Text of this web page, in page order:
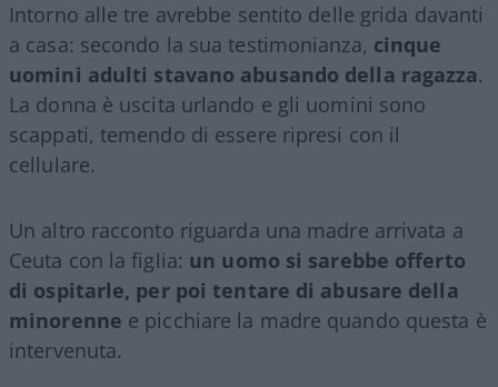
Intorno alle tre avrebbe sentito delle grida davanti
a casa: secondo la sua testimonianza, cinque
uomini adulti stavano abusando della ragazza.
La donna è uscita urlando e gli uomini sono
scappati, temendo di essere ripresi con il
cellulare.
Un altro racconto riguarda una madre arrivata a
Ceuta con la figlia: un uomo si sarebbe offerto
di ospitarle, per poi tentare di abusare della
minorenne e picchiare la madre quando questa è
intervenuta.